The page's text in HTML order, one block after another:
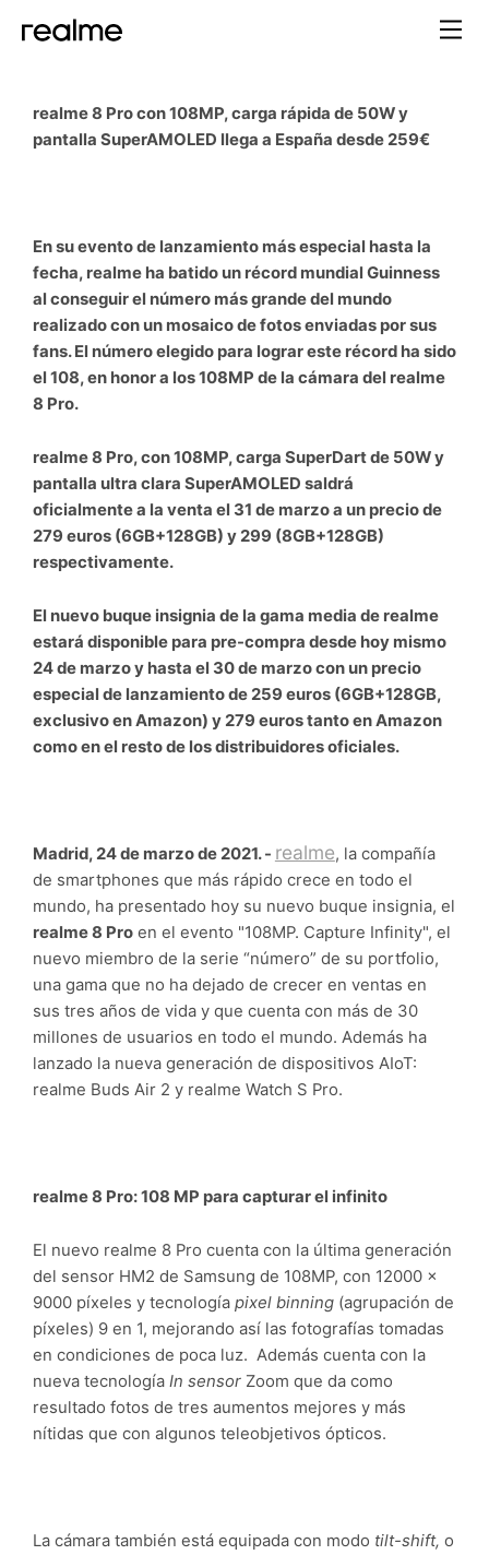
realme 8 Pro con 108MP, carga rápida de 50W y
pantalla SuperAMOLED llega a España desde 259€
En su evento de lanzamiento más especial hasta la
fecha, realme ha batido un récord mundial Guinness
al conseguir el número más grande del mundo
realizado con un mosaico de fotos enviadas por sus
fans. El número elegido para lograr este récord ha sido
el 108, en honor a los 108MP de la cámara del realme
8 Pro.
realme 8 Pro, con 108MP, carga SuperDart de 50W y
pantalla ultra clara SuperAMOLED saldrá
oficialmente a la venta el 31 de marzo a un precio de
279 euros (6GB+128GB) y 299 (8GB+128GB)
respectivamente.
El nuevo buque insignia de la gama media de realme
estará disponible para pre-compra desde hoy mismo
24 de marzo y hasta el 30 de marzo con un precio
especial de lanzamiento de 259 euros (6GB+128GB,
exclusivo en Amazon) y 279 euros tanto en Amazon
como en el resto de los distribuidores oficiales.
Madrid, 24 de marzo de 2021. - realme, la compañía
de smartphones que más rápido crece en todo el
mundo, ha presentado hoy su nuevo buque insignia, el
realme 8 Proen el evento "108MP. Capture Infinity", el
nuevo miembro de la serie “número” de su portfolio,
una gama que no ha dejado de crecer en ventas en
sus tres años de vida y que cuenta con más de 30
millones de usuarios en todo el mundo. Además ha
lanzado la nueva generación de dispositivos AIoT:
realme Buds Air 2 y realme Watch S Pro.
realme 8 Pro: 108 MP para capturar el infinito
El nuevo realme 8 Pro cuenta con la última generación
del sensor HM2 de Samsung de 108MP, con 12000 x
9000 píxeles y tecnología pixel binning(agrupación de
píxeles) 9 en 1, mejorando así las fotografías tomadas
en condiciones de poca luz. Además cuenta con la
nueva tecnología In sensorZoom que da como
resultado fotos de tres aumentos mejores y más
nítidas que con algunos teleobjetivos ópticos.
La cámara también está equipada con modo tilt-shift, o